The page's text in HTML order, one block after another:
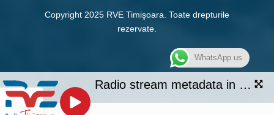
Copyright 2025 RVE Timişoara. Toate drepturile
rezervate.
Radio stream metadata in not available.
WhatsApp us